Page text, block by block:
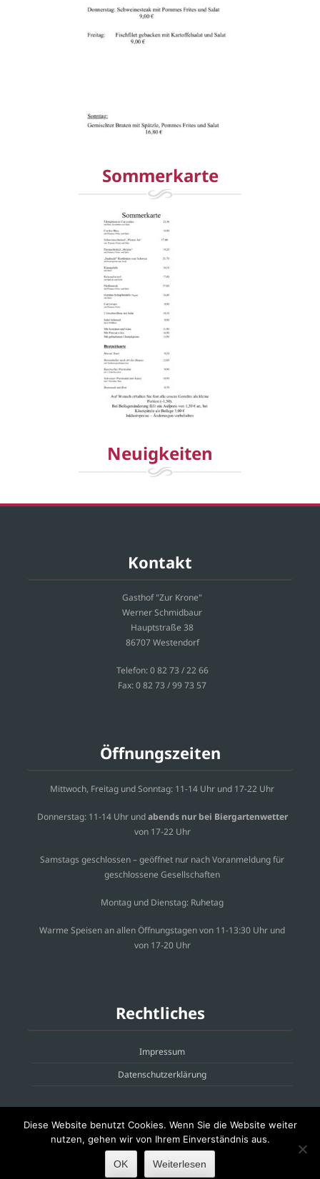
Sommerkarte
Neuigkeiten
Kontakt
Gasthof "Zur Krone"
Werner Schmidbaur
Hauptstraße 38
86707 Westendorf
Telefon: 0 82 73 / 22 66
Fax: 0 82 73 / 99 73 57
Öffnungszeiten
Mittwoch, Freitag und Sonntag: 11-14 Uhr und 17-22 Uhr
Donnerstag: 11-14 Uhr undabends nur bei Biergartenwetter
von 17-22 Uhr
Samstags geschlossen – geöffnet nur nach Voranmeldung für
geschlossene Gesellschaften
Montag und Dienstag: Ruhetag
Warme Speisen an allen Öffnungstagen von 11-13:30 Uhr und
von 17-20 Uhr
Rechtliches
Impressum
Datenschutzerklärung
Brasserie WordPress Restaurant ThemePowered By WordPress
Diese Website benutzt Cookies. Wenn Sie die Website weiter
nutzen, gehen wir von Ihrem Einverständnis aus.
OK Weiterlesen